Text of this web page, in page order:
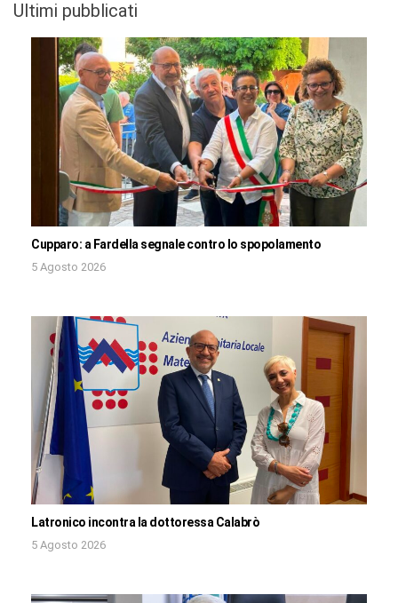
Ultimi pubblicati
Cupparo: a Fardella segnale contro lo spopolamento
5 Agosto 2026
Latronico incontra la dottoressa Calabrò
5 Agosto 2026